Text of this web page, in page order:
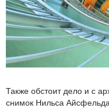
Также обстоит дело и с
снимок Нильса